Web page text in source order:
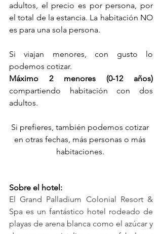
adultos, el precio es por persona, por
el total de la estancia. La habitación NO
es para una sola persona.
Si viajan menores, con gusto lo
podemos cotizar.
compartiendo habitación con dos
adultos.
Si prefieres, también podemos cotizar
en otras fechas, más personas o más
habitaciones.
Sobre el hotel:
El Grand Palladium Colonial Resort &
Spa es un fantástico hotel rodeado de
playas de arena blanca como el azúcar y